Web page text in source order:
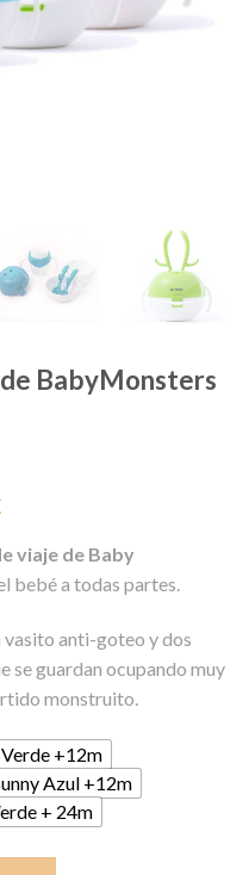
BabyMonsters
viaje de Baby
bebé a todas partes.
vasito anti-goteo y dos
se guardan ocupando muy
monstruito.
+12m
Azul +12m
+ 24m